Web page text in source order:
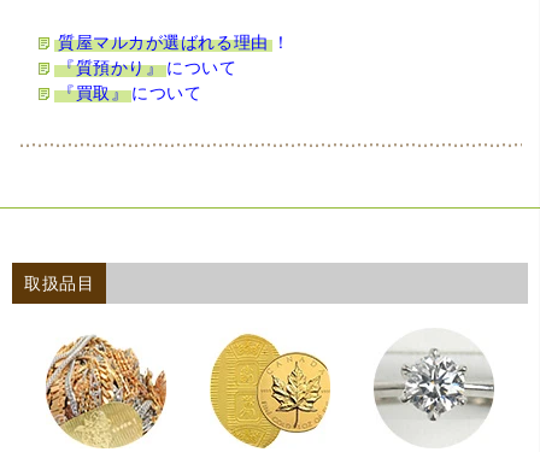
質屋マルカが選ばれる理由！
『質預かり』 について
『買取』 について
取扱品目